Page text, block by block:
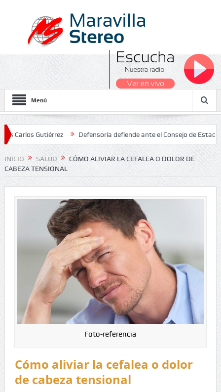
Menú
Defensoría defiende ante el Consejo de Estado el salario
INICIO SALUD
CÓMO ALIVIAR LA CEFALEA O DOLOR DE
CABEZA TENSIONAL
Foto-referencia
Cómo aliviar la cefalea o dolor
de cabeza tensional